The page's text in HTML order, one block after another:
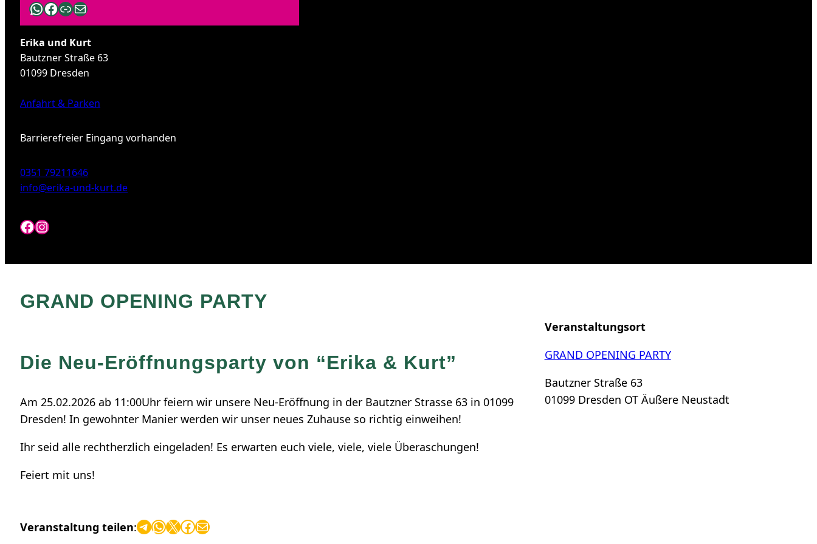
WhatsApp
Facebook
Link
E-Mail
Erika und Kurt
Bautzner Straße 63
01099 Dresden
Anfahrt & Parken
Barrierefreier Eingang vorhanden
0351 79211646
info@erika-und-kurt.de
Facebook
Instagram
GRAND OPENING PARTY
Die Neu-Eröffnungsparty von “Erika & Kurt”
Am 25.02.2026 ab 11:00Uhr feiern wir unsere Neu-Eröffnung in der Bautzner Strasse 63 in 01099
Dresden! In gewohnter Manier werden wir unser neues Zuhause so richtig einweihen!
Ihr seid alle rechtherzlich eingeladen! Es erwarten euch viele, viele, viele Überaschungen!
Feiert mit uns!
Veranstaltung teilen:TelegramWhatsApp X Facebook E-Mail
Veranstaltungsort
GRAND OPENING PARTY
Bautzner Straße 63
01099 Dresden OT Äußere Neustadt